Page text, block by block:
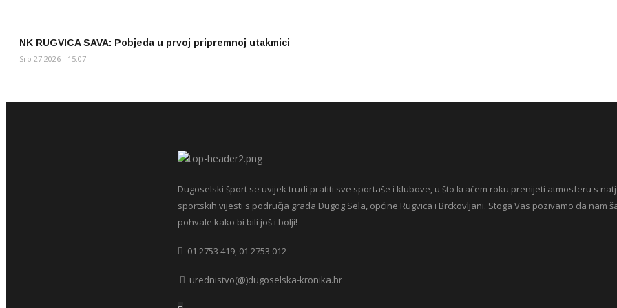
NK RUGVICA SAVA: Pobjeda u prvoj pripremnoj utakmici
Srp 27 2026 - 15:07
Dugoselski šport se uvijek trudi pratiti sve sportaše i klubove, u što kraćem roku prenijeti atmosferu s
sportskih vijesti s područja grada Dugog Sela, općine Rugvica i Brckovljani. Stoga Vas pozivamo da nam
pohvale kako bi bili još i bolji!
01 2753 419, 01 2753 012
urednistvo(@)dugoselska-kronika.hr